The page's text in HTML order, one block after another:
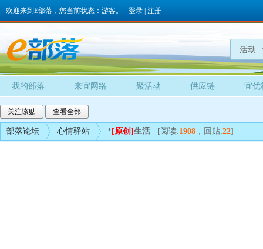
欢迎来到E部落，您当前状态：游客。 登录 注册
活动
我的部落 来宜网络 聚活动 供应链 宜优
关注该贴 查看全部
部落论坛 心情驿站 * [原创] 生活 [阅读:1908 ，回贴:22]